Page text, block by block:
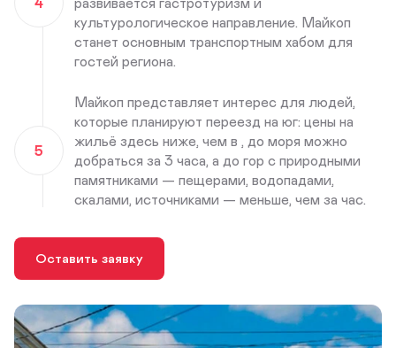
культурологическое направление. Майкоп
станет основным транспортным хабом для
гостей региона.
5
Майкоп представляет интерес для людей,
которые планируют переезд на юг: цены на
жильё здесь ниже, чем в , до моря можно
добраться за 3 часа, а до гор с природными
памятниками — пещерами, водопадами,
скалами, источниками — меньше, чем за час.
Оставить заявку